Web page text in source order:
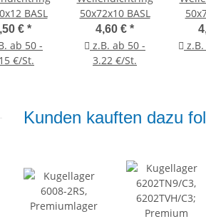
BASL
€ *
ab 50 -
€/St.
50x72x10 BASL
4,60 € *
z.B. ab 50 -
3.22 €/St.
Kunden kauften dazu